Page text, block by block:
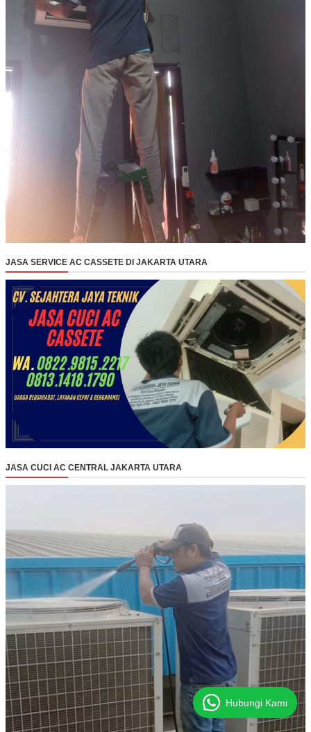
JASA SERVICE AC CASSETE DI JAKARTA UTARA
JASA CUCI AC CENTRAL JAKARTA UTARA
Hubungi Kami